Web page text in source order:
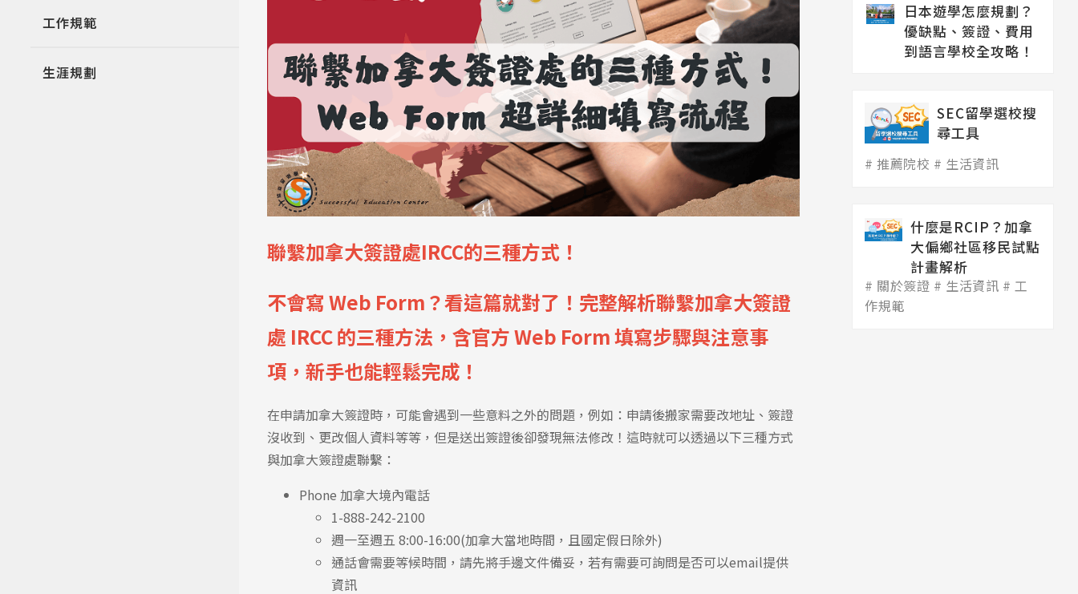
工作規範
生涯規劃
聯繫加拿大簽證處IRCC的三種方式！
不會寫 Web Form？看這篇就對了！完整解析聯繫加拿大簽證
處 IRCC 的三種方法，含官方 Web Form 填寫步驟與注意事
項，新手也能輕鬆完成！
在申請加拿大簽證時，可能會遇到一些意料之外的問題，例如：申請後搬家需要改地址、簽證
沒收到、更改個人資料等等，但是送出簽證後卻發現無法修改！ 這時就可以透過以下三種方式
與加拿大簽證處聯繫：
Phone 加拿大境內電話
1-888-242-2100
週一至週五 8:00-16:00(加拿大當地時間，且國定假日除外)
通話會需要等候時間，請先將手邊文件備妥，若有需要可詢問是否可以email提供
資訊
日本遊學怎麼規劃？
優缺點、簽證、費用
到語言學校全攻略！
SEC留學選校搜
尋工具
推薦院校 生活資訊
什麼是RCIP？加拿
大偏鄉社區移民試點
計畫解析
關於簽證 生活資訊
工
作規範